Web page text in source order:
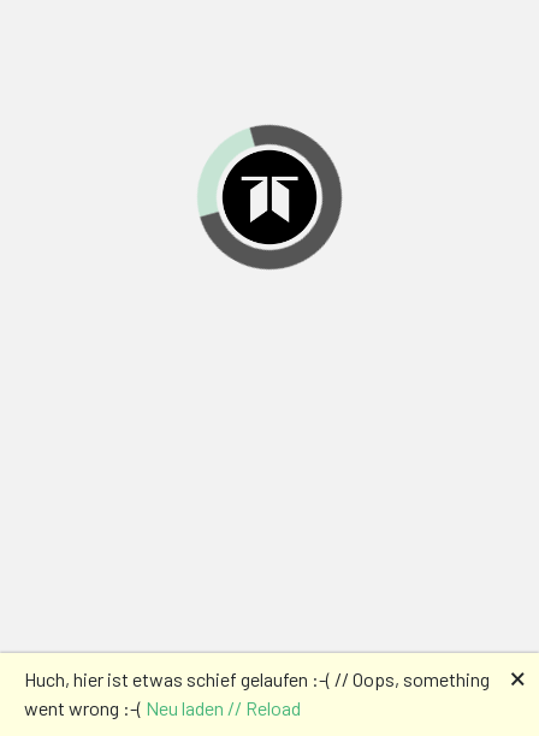
Huch, hier ist etwas schief gelaufen :-( // Oops, something
went wrong :-( Neu laden // Reload
🗙